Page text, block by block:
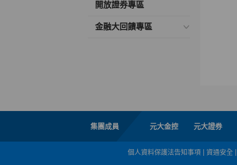
開放證券專區
金融大回饋專區
集團成員 元大金控 元大證券
個人資料保護法告知事項 資通安全